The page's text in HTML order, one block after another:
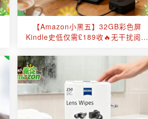
【Amazon小黑五】32GB彩色屏
Kindle史低仅需£189收🔥无干扰阅读